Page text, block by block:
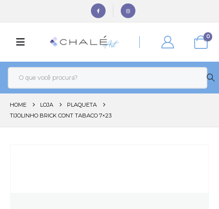
0
HOME LOJA
PLAQUETA
TIJOLINHO BRICK CONT TABACO 7×23